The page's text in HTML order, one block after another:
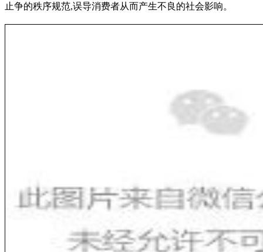
止争的秩序规范,误导消费者从而产生不良的社会影响。